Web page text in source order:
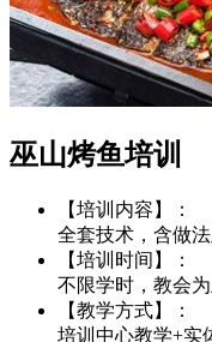
巫山烤鱼培训
【培训内容】：
全套技术，含做
【培训时间】：
不限学时，教会
【教学方式】：
培训中心教学+实